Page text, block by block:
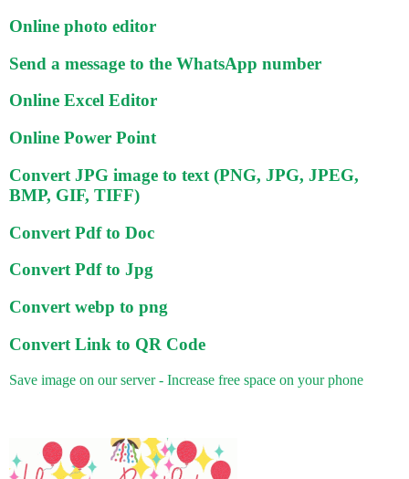
Online photo editor
Send a message to the WhatsApp number
Online Excel Editor
Online Power Point
Convert JPG image to text (PNG, JPG, JPEG,
BMP, GIF, TIFF)
Convert Pdf to Doc
Convert Pdf to Jpg
Convert webp to png
Convert Link to QR Code
Save image on our server - Increase free space on your phone